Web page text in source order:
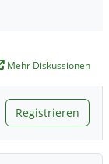
Mehr Diskussionen
Registrieren